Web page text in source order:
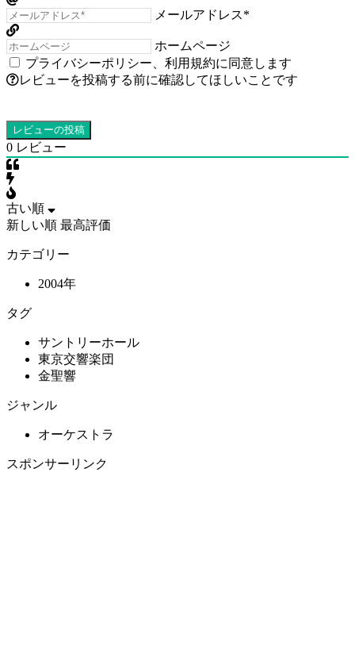
メールアドレス*
ホームページ
プライバシーポリシー
利用規約に同意します
レビューを投稿する前に確認してほしいことです
0 レビュー
古い順
新しい順 最高評価
カテゴリー
2004年
タグ
サントリーホール
東京交響楽団
金聖響
ジャンル
オーケストラ
スポンサーリンク